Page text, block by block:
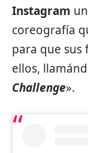
Instagram un
coreografía
para que sus
ellos,
Challenge».